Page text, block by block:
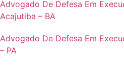
Advogado De Defesa Em
Acajutiba – BA
Advogado De Defesa Em
– PA